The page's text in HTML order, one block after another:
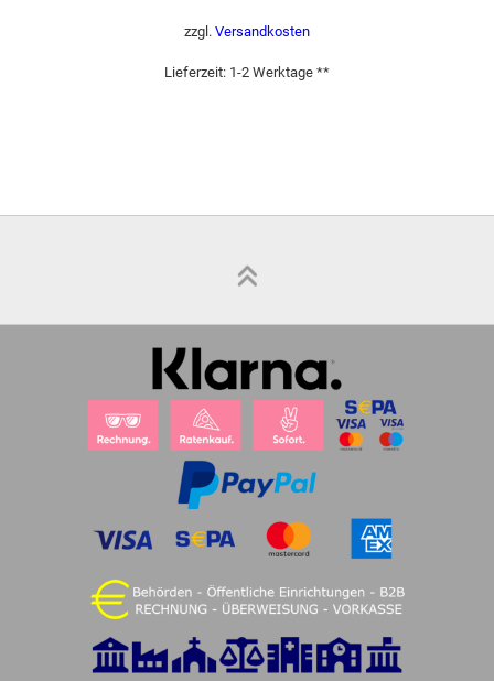
zzgl. Versandkosten
Lieferzeit: 1-2 Werktage **